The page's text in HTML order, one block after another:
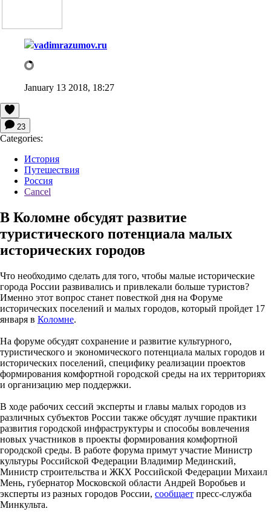
vadimrazumov.ru
January 13 2018, 18:27
23
Categories:
История
Путешествия
Россия
Cancel
В Коломне обсудят развитие
туристического потенциала малых
исторических городов
Что необходимо сделать для того, чтобы малые исторические
города России развивались и привлекали больше туристов?
Именно этот вопрос станет повесткой дня на Форуме
исторических поселений и малых городов, который пройдет 17
января в Коломне.
На форуме обсудят сохранение и развитие культурного,
туристического и экономического потенциала малых городов и
исторических поселений, специфику реализации проектов
формирования комфортной городской среды на их территориях
и организацию мер поддержки.
В ходе рабочих сессий эксперты и главы малых городов из
различных субъектов России также обсудят лучшие практики
развития городской инфраструктуры и способы вовлечения
новых участников в проекты формирования комфортной
городской среды. В работе форума примут участие Министр
культуры Российской Федерации Владимир Мединский,
Министр строительства и ЖКХ Российской Федерации Михаил
Мень, губернатор Московской области Андрей Воробьев и
эксперты из разных городов России, сообщает пресс-служба
Минкульта.